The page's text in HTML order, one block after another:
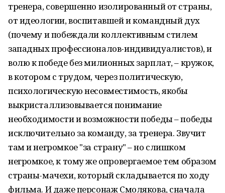
тренера, совершенно изолированный от страны,
от идеологии, воспитавшей и командный дух
(почему и побеждали коллективным стилем
западных профессионалов-индивидуалистов), и
волю к победе без милионных зарплат, – кружок,
в котором с трудом, через политическую,
психологическую несовместимость, якобы
выкристаллизовывается понимание
необходимости и возможности победы – победы
исключительно за команду, за тренера. Звучит
там и негромкое "за страну" – но слишком
негромкое, к тому же опровергаемое тем образом
страны-мачехи, который складывается по ходу
фильма. И даже персонаж Смолякова, сначала